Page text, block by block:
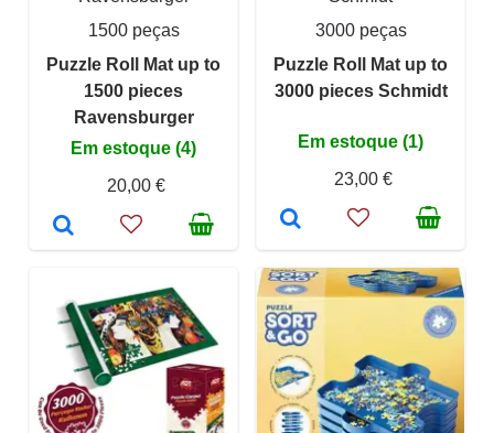
1500 peças
Puzzle Roll Mat up to
1500 pieces
Ravensburger
Em estoque (4)
20,00 €
3000 peças
Puzzle Roll Mat up to
3000 pieces Schmidt
Em estoque (1)
23,00 €